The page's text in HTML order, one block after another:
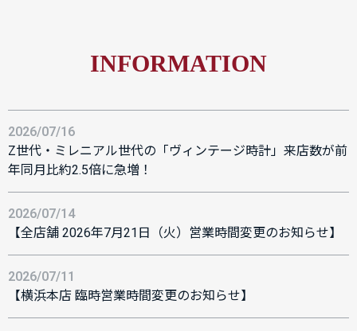
INFORMATION
2026/07/16
Z世代・ミレニアル世代の「ヴィンテージ時計」来店数が前
年同月比約2.5倍に急増！
2026/07/14
【全店舗 2026年7月21日（火）営業時間変更のお知らせ】
2026/07/11
【横浜本店 臨時営業時間変更のお知らせ】